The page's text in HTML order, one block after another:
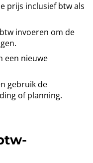
prijs inclusief btw als
invoeren om de
een nieuwe
gebruik de
of planning.